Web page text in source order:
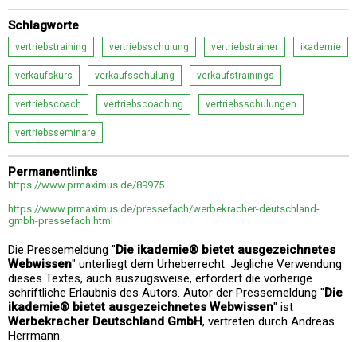
Schlagworte
vertriebstraining vertriebsschulung vertriebstrainer ikademie
verkaufskurs verkaufsschulung verkaufstrainings
vertriebscoach vertriebscoaching vertriebsschulungen
vertriebsseminare
Permanentlinks
https://www.prmaximus.de/89975
https://www.prmaximus.de/pressefach/werbekracher-deutschland-
gmbh-pressefach.html
Die Pressemeldung "Die ikademie® bietet ausgezeichnetes
Webwissen" unterliegt dem Urheberrecht. Jegliche Verwendung
dieses Textes, auch auszugsweise, erfordert die vorherige
schriftliche Erlaubnis des Autors. Autor der Pressemeldung "Die
ikademie® bietet ausgezeichnetes Webwissen" ist
Werbekracher Deutschland GmbH, vertreten durch Andreas
Herrmann.